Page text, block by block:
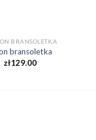
BRANSOLETKA
bransoletka
zł129.00